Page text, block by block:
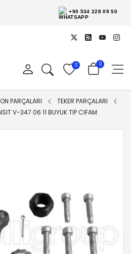
+90 534 228 09 50
0 0
PARÇALARI
TEKER PARÇALARI
V-347 06 11 BUYUK TIP CIFAM